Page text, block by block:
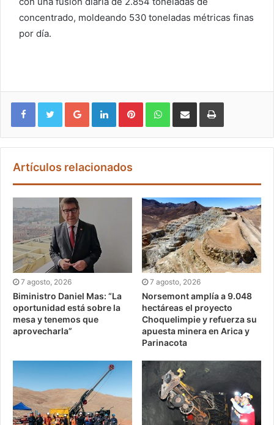
concentrado, moldeando 530 toneladas métricas finas
por día.
Google+ LinkedIn Pinterest WhatsApp
Artículos relacionados
7 agosto, 2026
Biministro Daniel Mas: “La
oportunidad está sobre la
mesa y tenemos que
aprovecharla”
7 agosto, 2026
Norsemont amplía a 9.048
hectáreas el proyecto
Choquelimpie y refuerza su
apuesta minera en Arica y
Parinacota